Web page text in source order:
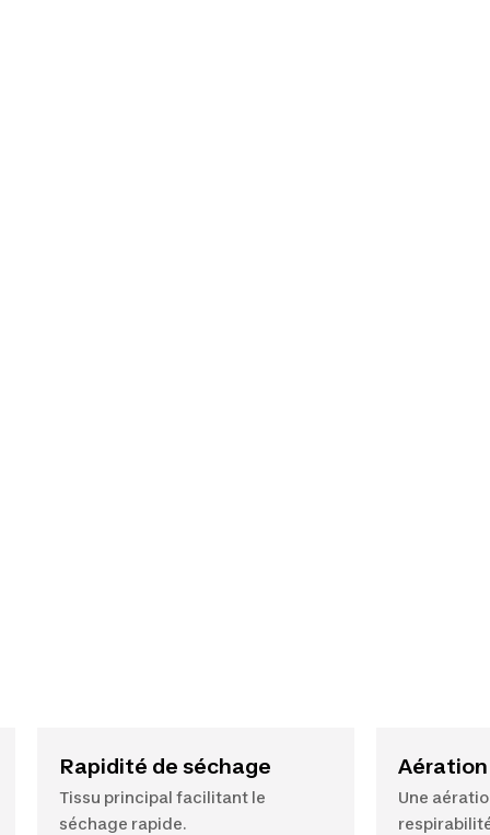
Rapidité de séchage
Tissu principal facilitant le
séchage rapide.
Aération
Une